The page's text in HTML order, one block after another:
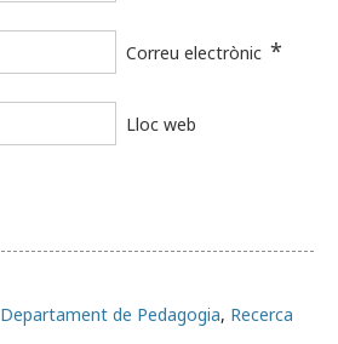
Departament de Pedagogia, Recerca
Correu electrònic *
Lloc web